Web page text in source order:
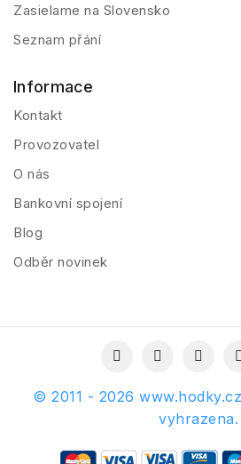
Zasielame na Slovensko
Seznam přání
Informace
Kontakt
Provozovatel
O nás
Bankovní spojení
Blog
Odběr novinek
© 2011 - 2026
vyhrazena.